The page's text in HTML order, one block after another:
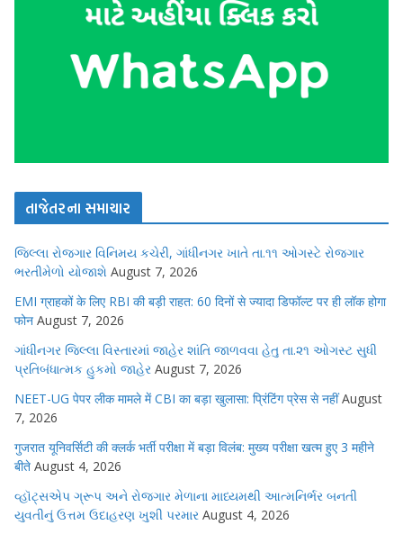
તાજેતરના સમાચાર
જિલ્લા રોજગાર વિનિમય કચેરી, ગાંધીનગર ખાતે તા.૧૧ ઓગસ્ટે રોજગાર
ભરતીમેળો યોજાશે August 7, 2026
EMI ग्राहकों के लिए RBI की बड़ी राहत: 60 दिनों से ज्यादा डिफॉल्ट पर ही लॉक होगा
फोन August 7, 2026
ગાંધીનગર જિલ્લા વિસ્તારમાં જાહેર શાંતિ જાળવવા હેતુ તા.૨૧ ઓગસ્ટ સુધી
પ્રતિબંધાત્મક હુકમો જાહેર August 7, 2026
NEET-UG पेपर लीक मामले में CBI का बड़ा खुलासा: प्रिंटिंग प्रेस से नहीं August
7, 2026
गुजरात यूनिवर्सिटी की क्लर्क भर्ती परीक्षा में बड़ा विलंब: मुख्य परीक्षा खत्म हुए 3 महीने
बीते August 4, 2026
વ્હૉટ્સએપ ગ્રૂપ અને રોજગાર મેળાના માધ્યમથી આત્મનિર્ભર બનતી
યુવતીનું ઉત્તમ ઉદાહરણ ખુશી પરમાર August 4, 2026